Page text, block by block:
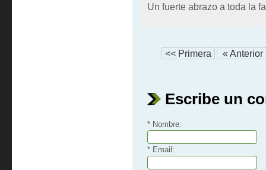
Un fuerte abrazo a toda la
<< Primera « Anterior
Escribe un
* Nombre:
* Email: